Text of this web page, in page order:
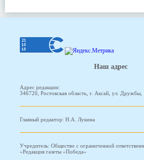
Наш адрес
Адрес редакции:
346720, Ростовская область, г. Аксай, ул. Дружбы,
Главный редактор: Н.А. Лукина
Учредитель: Общество с ограниченной
«Редакция газеты «Победа»